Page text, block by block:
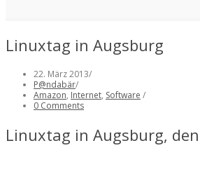
Linuxtag in Augsburg
22. März 2013/
P@ndabär/
Amazon, Internet, Software /
0 Comments
Linuxtag in Augsburg,